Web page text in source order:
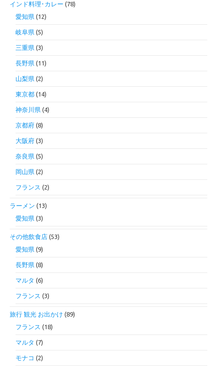
インド料理･カレー (78)
愛知県 (12)
岐阜県 (5)
三重県 (3)
長野県 (11)
山梨県 (2)
東京都 (14)
神奈川県 (4)
京都府 (8)
大阪府 (3)
奈良県 (5)
岡山県 (2)
フランス (2)
ラーメン (13)
愛知県 (3)
その他飲食店 (53)
愛知県 (9)
長野県 (8)
マルタ (6)
フランス (3)
旅行 観光 お出かけ (89)
フランス (18)
マルタ (7)
モナコ (2)